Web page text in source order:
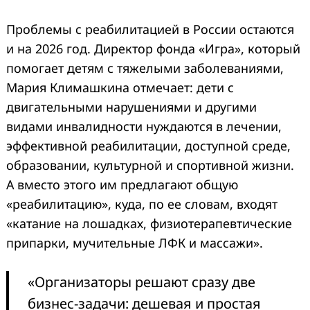
Проблемы с реабилитацией в России остаются
и на 2026 год. Директор фонда «Игра», который
помогает детям с тяжелыми заболеваниями,
Мария Климашкина отмечает: дети с
двигательными нарушениями и другими
видами инвалидности нуждаются в лечении,
эффективной реабилитации, доступной среде,
образовании, культурной и спортивной жизни.
А вместо этого им предлагают общую
«реабилитацию», куда, по ее словам, входят
«катание на лошадках, физиотерапевтические
припарки, мучительные ЛФК и массажи».
«Организаторы решают сразу две
бизнес-задачи: дешевая и простая